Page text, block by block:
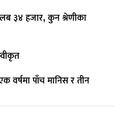
३४ हजार, कुन श्रेणीका
एक वर्षमा पाँच मानिस र तीन